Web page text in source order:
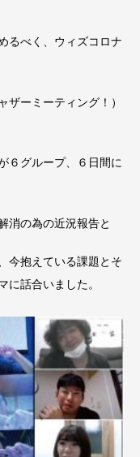
るべく、ウィズコロナ
ザーミーティング！）
６グループ、６日間に
消の為の近況報告と
今抱えている課題とそ
に話合いました。